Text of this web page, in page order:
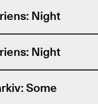
Night
Night
Some